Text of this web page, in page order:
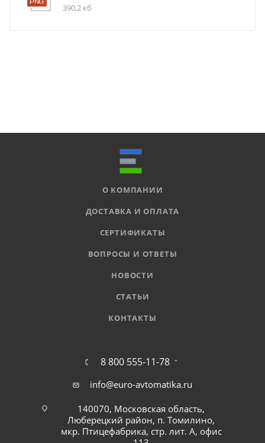
390,2 кб
О КОМПАНИИ
ДОСТАВКА И ОПЛАТА
СЕРТИФИКАТЫ
ВОПРОСЫ И ОТВЕТЫ
НОВОСТИ
СТАТЬИ
КОНТАКТЫ
8 800 555-11-78
info@euro-avtomatika.ru
140070, Московская область,
Люберецкий район, п. Томилино,
мкр. Птицефабрика, стр. лит. А, офис